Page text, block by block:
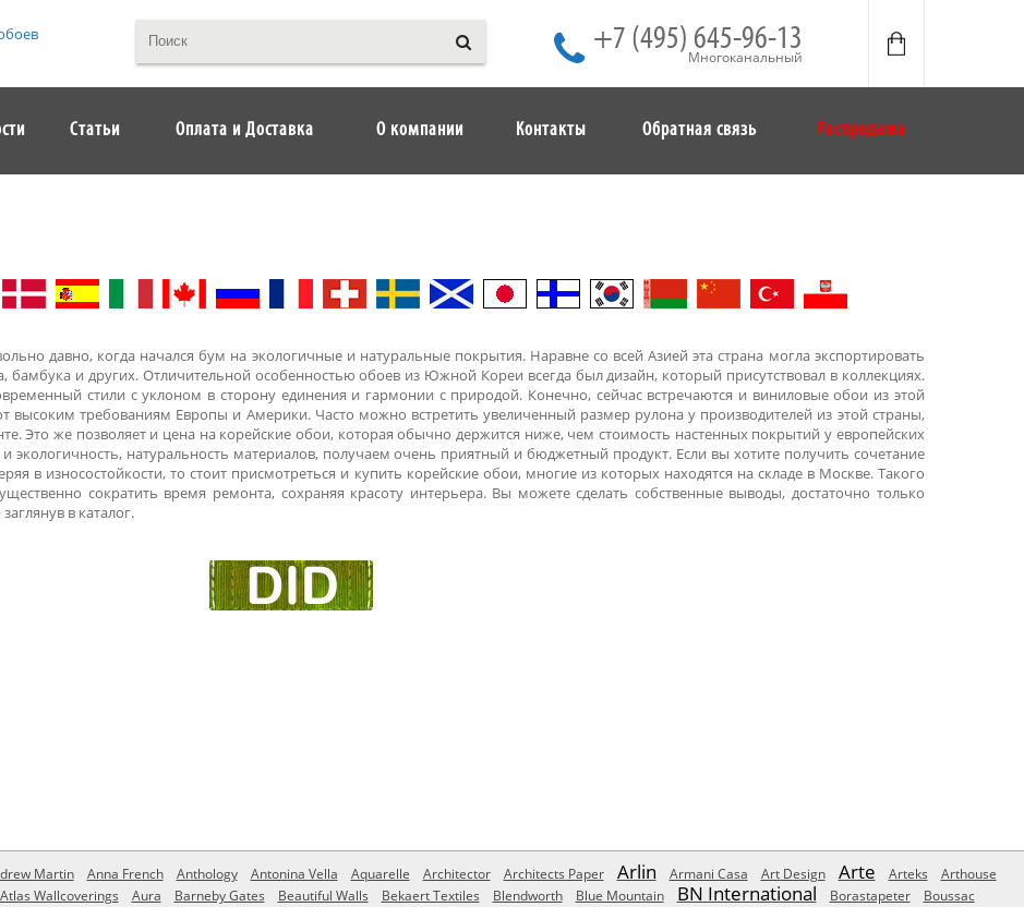
+7 (495) 645-96-13
Многоканальный
Статьи Оплата и Доставка О компании Контакты Обратная связь Распродажа
давно, когда начался бум на экологичные и натуральные покрытия. Наравне со всей Азией эта страна могла экспортировать
бамбука и других. Отличительной особенностью обоев из Южной Кореи всегда был дизайн, который присутствовал в коллекциях.
стили с уклоном в сторону единения и гармонии с природой. Конечно, сейчас встречаются и виниловые обои из этой
высоким требованиям Европы и Америки. Часто можно встретить увеличенный размер рулона у производителей из этой страны,
Это же позволяет и цена на корейские обои, которая обычно держится ниже, чем стоимость настенных покрытий у европейских
экологичность, натуральность материалов, получаем очень приятный и бюджетный продукт. Если вы хотите получить сочетание
в износостойкости, то стоит присмотреться и купить корейские обои, многие из которых находятся на складе в Москве. Такого
сократить время ремонта, сохраняя красоту интерьера. Вы можете сделать собственные выводы, достаточно только
в каталог.
Martin Anna French Anthology Antonina Vella Aquarelle Architector Architects Paper Arlin Armani Casa Art Design Arte Arteks
Arthouse
Atlas Wallcoverings Aura Barneby Gates Beautiful Walls Bekaert Textiles Blendworth Blue Mountain BN International Borastapeter
Boussac